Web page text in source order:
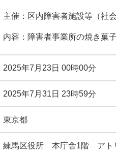
主催：区内障害者施設等（社
内容：障害者事業所の焼き菓
2025年7月23日 00時00分
2025年7月31日 23時59分
東京都
練馬区役所 本庁舎1階 アト